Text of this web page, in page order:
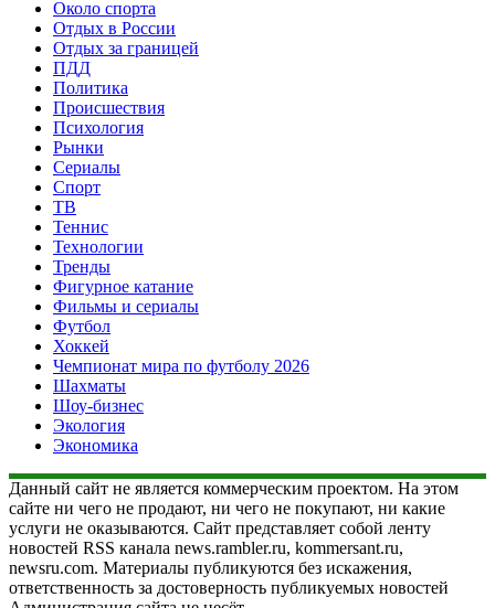
Около спорта
Отдых в России
Отдых за границей
ПДД
Политика
Происшествия
Психология
Рынки
Сериалы
Спорт
ТВ
Теннис
Технологии
Тренды
Фигурное катание
Фильмы и сериалы
Футбол
Хоккей
Чемпионат мира по футболу 2026
Шахматы
Шоу-бизнес
Экология
Экономика
Данный сайт не является коммерческим проектом. На этом
сайте ни чего не продают, ни чего не покупают, ни какие
услуги не оказываются. Сайт представляет собой ленту
новостей RSS канала news.rambler.ru, kommersant.ru,
newsru.com. Материалы публикуются без искажения,
ответственность за достоверность публикуемых новостей